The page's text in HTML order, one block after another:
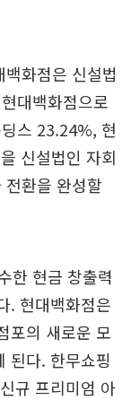
화점은 신설법
대백화점으로
스 23.24%, 현
신설법인 자회
환을 완성할
한 현금 창출력
. 현대백화점은
포의 새로운 모
된다. 한무쇼핑
규 프리미엄 아